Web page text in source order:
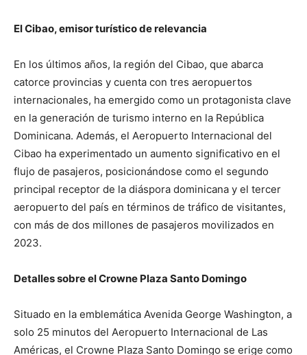
El Cibao, emisor turístico de relevancia
En los últimos años, la región del Cibao, que abarca
catorce provincias y cuenta con tres aeropuertos
internacionales, ha emergido como un protagonista clave
en la generación de turismo interno en la República
Dominicana. Además, el Aeropuerto Internacional del
Cibao ha experimentado un aumento significativo en el
flujo de pasajeros, posicionándose como el segundo
principal receptor de la diáspora dominicana y el tercer
aeropuerto del país en términos de tráfico de visitantes,
con más de dos millones de pasajeros movilizados en
2023.
Detalles sobre el Crowne Plaza Santo Domingo
Situado en la emblemática Avenida George Washington, a
solo 25 minutos del Aeropuerto Internacional de Las
Américas, el Crowne Plaza Santo Domingo se erige como